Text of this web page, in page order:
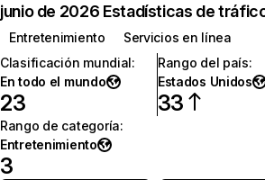
junio de 2026 Estadísticas de
Entretenimiento
Servicios en línea
Clasificación mundial:
En todo el mundo
23
Rango del país:
Estados Unidos
33
Rango de categoría:
Entretenimiento
3